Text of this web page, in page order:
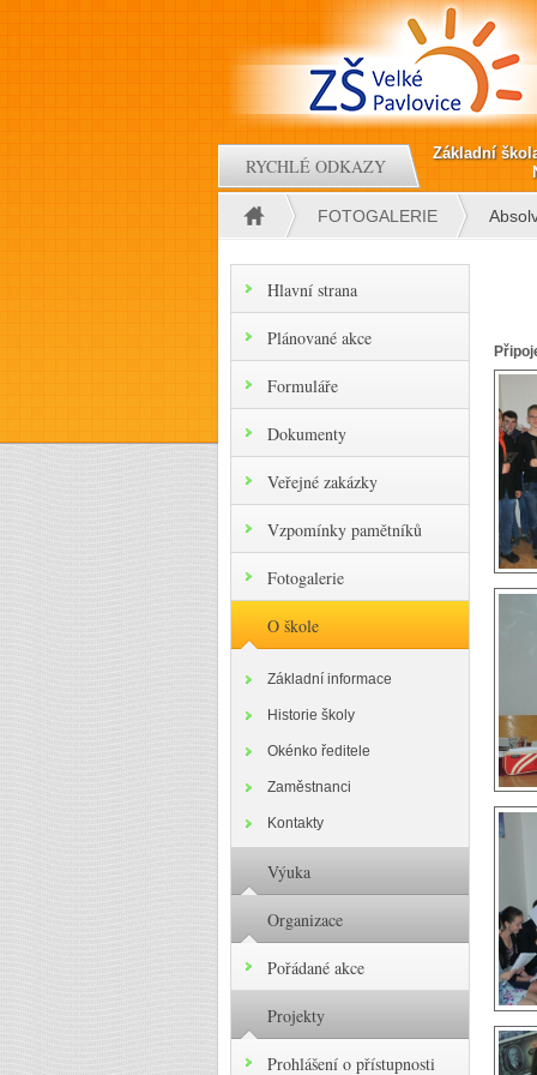
RYCHLÉ ODKAZY
Základní
Jste zde FOTOGALERIE
Hlavní strana
Plánované akce
Formuláře
Dokumenty
Veřejné zakázky
Vzpomínky pamětníků
Fotogalerie
O škole
Základní informace
Historie školy
Okénko ředitele
Zaměstnanci
Kontakty
Výuka
Organizace
Pořádané akce
Projekty
Prohlášení o přístupnosti